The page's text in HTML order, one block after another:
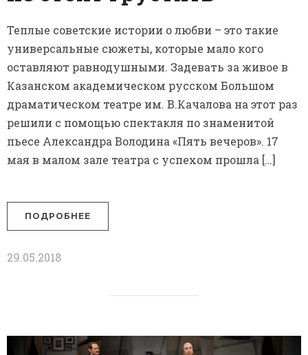
Теплые советские истории о любви – это такие
универсальные сюжеты, которые мало кого
оставляют равнодушными. Задевать за живое в
Казанском академическом русском Большом
драматическом театре им. В.Качалова на этот раз
решили с помощью спектакля по знаменитой
пьесе Александра Володина «Пять вечеров». 17
мая в малом зале театра с успехом прошла […]
ПОДРОБНЕЕ
29.05.2018